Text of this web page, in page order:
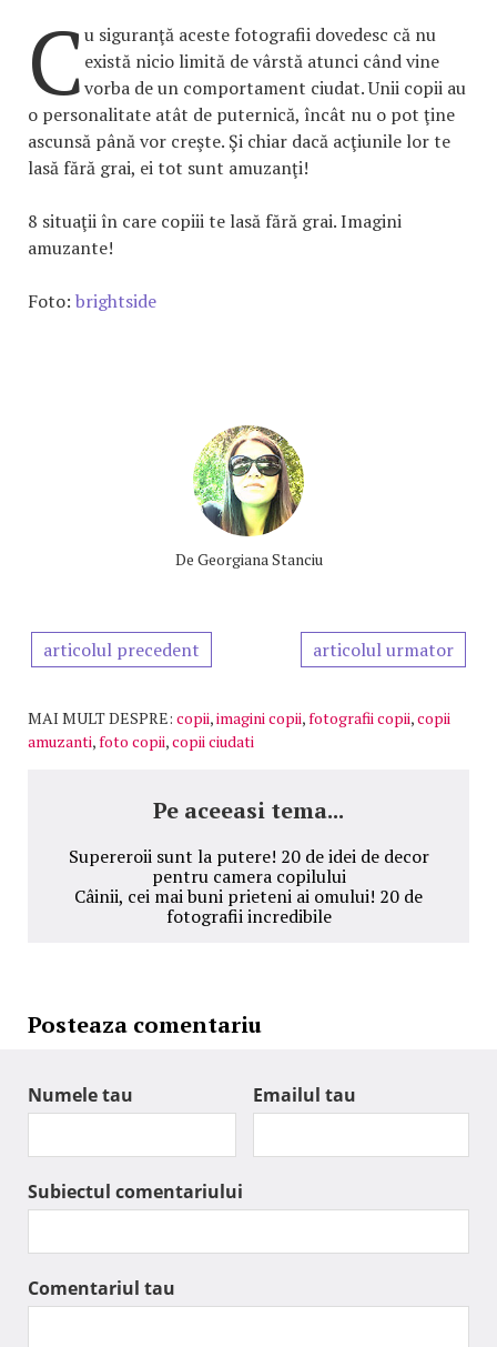
Cu siguranţă aceste fotografii dovedesc că nu
există nicio limită de vârstă atunci când vine
vorba de un comportament ciudat. Unii copii au
o personalitate atât de puternică, încât nu o pot ţine
ascunsă până vor creşte. Şi chiar dacă acţiunile lor te
lasă fără grai, ei tot sunt amuzanţi!
8 situaţii în care copiii te lasă fără grai. Imagini
amuzante!
Foto: brightside
De Georgiana Stanciu
articolul precedent articolul urmator
MAI MULT DESPRE: copii,imagini copii,fotografii copii,copii
amuzanti,foto copii,copii ciudati
Pe aceeasi tema...
Supereroii sunt la putere! 20 de idei de decor
pentru camera copilului
Câinii, cei mai buni prieteni ai omului! 20 de
fotografii incredibile
Posteaza comentariu
Numele tau Emailul tau
Subiectul comentariului
Comentariul tau